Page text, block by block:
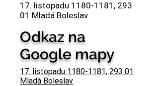
17. listopadu 1180-1181 , 293
01 Mladá Boleslav
Odkaz na
Google mapy
17. listopadu 1180-1181, 293 01
Mladá Boleslav